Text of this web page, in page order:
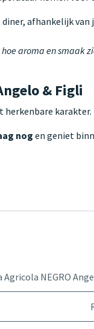
afhankelijk van
aroma en smaak
& Figli
nog en geniet
Agricola NEGRO